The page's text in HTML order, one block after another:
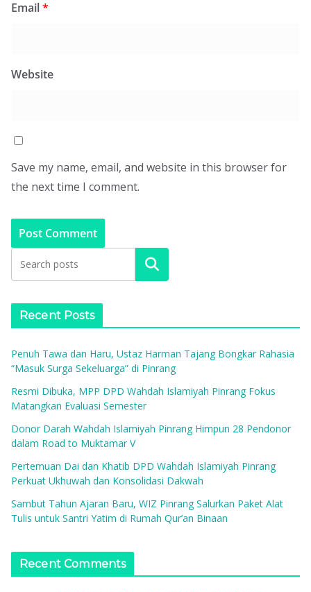
Email*
Website
Save my name, email, and website in this browser for
the next time I comment.
Search
Recent Posts
Penuh Tawa dan Haru, Ustaz Harman Tajang Bongkar Rahasia
“Masuk Surga Sekeluarga” di Pinrang
Resmi Dibuka, MPP DPD Wahdah Islamiyah Pinrang Fokus
Matangkan Evaluasi Semester
Donor Darah Wahdah Islamiyah Pinrang Himpun 28 Pendonor
dalam Road to Muktamar V
Pertemuan Dai dan Khatib DPD Wahdah Islamiyah Pinrang
Perkuat Ukhuwah dan Konsolidasi Dakwah
Sambut Tahun Ajaran Baru, WIZ Pinrang Salurkan Paket Alat
Tulis untuk Santri Yatim di Rumah Qur’an Binaan
Recent Comments